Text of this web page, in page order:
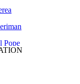
Pope